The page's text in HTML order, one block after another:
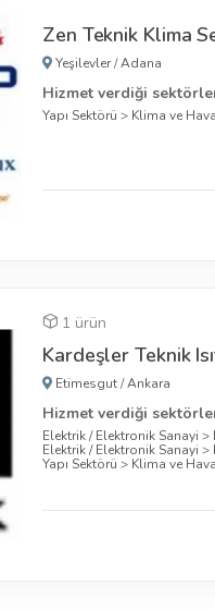
Zen Teknik Klima
Yeşilevler/Adana
Hizmet verdiği
Yapı Sektörü > Klima ve
1 ürün
Kardeşler Teknik
Etimesgut/Ankara
Hizmet verdiği
Elektrik / Elektronik Sanayi >
Elektrik / Elektronik Sanayi >
Yapı Sektörü > Klima ve